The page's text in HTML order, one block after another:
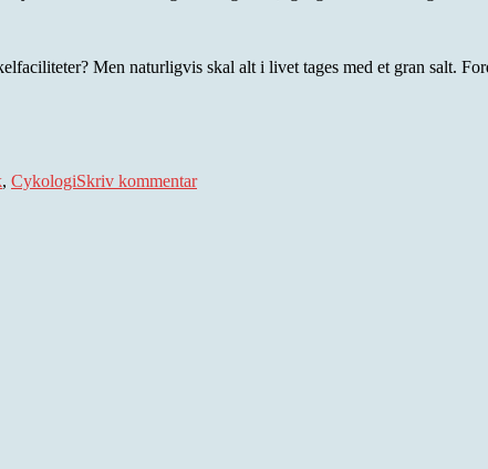
Men naturligvis skal alt i livet tages med et gran salt.
, CykologiSkriv kommentar